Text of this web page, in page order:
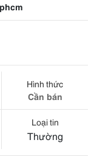
Hình thức
Cần bán
Loại tin
Thường